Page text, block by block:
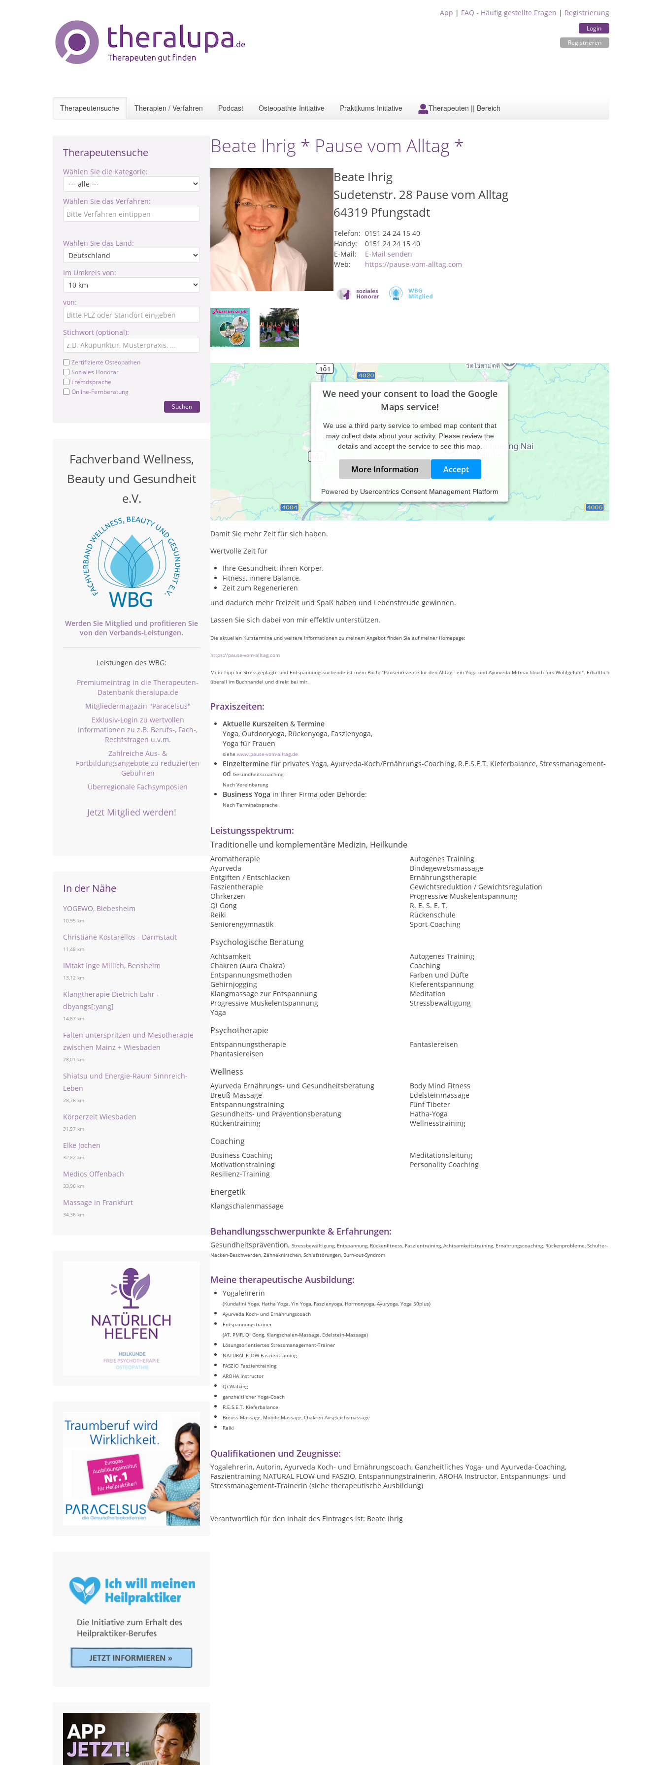
App | FAQ - Häufig gestellte Fragen | Registrierung
Login
Registrieren
Therapeutensuche Therapien / Verfahren Podcast Osteopathie-Initiative Praktikums-Initiative Therapeuten || Bereich
Therapeutensuche
Wählen Sie die Kategorie:
Wählen Sie das Verfahren:
Wählen Sie das Land:
Im Umkreis von:
von:
Stichwort (optional):
Zertifizierte Osteopathen
Soziales Honorar
Fremdsprache
Online-Fernberatung
Suchen
Fachverband Wellness,
Beauty und Gesundheit
e.V.
Werden Sie Mitglied und profitieren Sie
von den Verbands-Leistungen.
Leistungen des WBG:
Premiumeintrag in die Therapeuten-
Datenbank theralupa.de
Mitgliedermagazin "Paracelsus"
Exklusiv-Login zu wertvollen
Informationen zu z.B. Berufs-, Fach-,
Rechtsfragen u.v.m.
Zahlreiche Aus- &
Fortbildungsangebote zu reduzierten
Gebühren
Überregionale Fachsymposien
Jetzt Mitglied werden!
In der Nähe
YOGEWO, Biebesheim
10,95 km
Christiane Kostarellos - Darmstadt
11,48 km
IMtakt Inge Millich, Bensheim
13,12 km
Klangtherapie Dietrich Lahr -
dbyangs[:yang]
14,87 km
Falten unterspritzen und Mesotherapie
zwischen Mainz + Wiesbaden
28,01 km
Shiatsu und Energie-Raum Sinnreich-
Leben
28,78 km
Körperzeit Wiesbaden
31,57 km
Elke Jochen
32,82 km
Medios Offenbach
33,96 km
Massage in Frankfurt
34,36 km
Beate Ihrig * Pause vom Alltag *
Beate Ihrig
Sudetenstr. 28 Pause vom Alltag
64319 Pfungstadt
Telefon: 0151 24 24 15 40
Handy:
0151 24 24 15 40
E-Mail:
E-Mail senden
Web:
https://pause-vom-alltag.com
We need your consent to load the Google
Maps service!
We use a third party service to embed map content that
may collect data about your activity. Please review the
details and accept the service to see this map.
More Information Accept
Powered by Usercentrics Consent Management Platform
Hallo, mein Name ist Beate Ihrig.
Ich binPausenrezepte-Expertin und helfe Ihnen dabei, eine„Pause vom Alltag“zu machen.
Damit Sie mehr Zeit für sich haben.
Wertvolle Zeit für
Ihre Gesundheit, ihren Körper,
Fitness, innere Balance.
Zeit zum Regenerieren
und dadurch mehr Freizeit und Spaß haben und Lebensfreude gewinnen.
Lassen Sie sich dabei von mir effektiv unterstützen.
Die aktuellen Kurstermine und weitere Informationen zu meinem Angebot finden Sie auf meiner Homepage:
https://pause-vom-alltag.com
Mein Tipp für Stressgeplagte und Entspannungssuchende ist mein Buch: "Pausenrezepte für den Alltag - ein Yoga und Ayurveda Mitmachbuch fürs Wohlgefühl". Erhältlich
überall im Buchhandel und direkt bei mir.
Praxiszeiten:
Aktuelle Kurszeiten & Termine
Yoga, Outdooryoga, Rückenyoga, Faszienyoga,
Yoga für Frauen
siehe www.pause-vom-alltag.de
Einzeltermine für privates Yoga, Ayurveda-Koch/Ernährungs-Coaching, R.E.S.E.T. Kieferbalance, Stressmanagement-
od Gesundheitscoaching:
Nach Vereinbarung
Business Yoga in Ihrer Firma oder Behörde:
Nach Terminabsprache
Leistungsspektrum:
Traditionelle und komplementäre Medizin, Heilkunde
Aromatherapie
Autogenes Training
Ayurveda
Bindegewebsmassage
Entgiften / Entschlacken
Ernährungstherapie
Faszientherapie
Gewichtsreduktion / Gewichtsregulation
Ohrkerzen
Progressive Muskelentspannung
Qi Gong
R. E. S. E. T.
Reiki
Rückenschule
Seniorengymnastik
Sport-Coaching
Psychologische Beratung
Achtsamkeit
Autogenes Training
Chakren (Aura Chakra)
Coaching
Entspannungsmethoden
Farben und Düfte
Gehirnjogging
Kieferentspannung
Klangmassage zur Entspannung
Meditation
Progressive Muskelentspannung
Stressbewältigung
Yoga
Psychotherapie
Entspannungstherapie
Fantasiereisen
Phantasiereisen
Wellness
Ayurveda Ernährungs- und Gesundheitsberatung
Body Mind Fitness
Breuß-Massage
Edelsteinmassage
Entspannungstraining
Fünf Tibeter
Gesundheits- und Präventionsberatung
Hatha-Yoga
Rückentraining
Wellnesstraining
Coaching
Business Coaching
Meditationsleitung
Motivationstraining
Personality Coaching
Resilienz-Training
Energetik
Klangschalenmassage
Behandlungsschwerpunkte & Erfahrungen:
Gesundheitsprävention, Stressbewältigung, Entspannung, Rückenfitness, Faszientraining, Achtsamkeitstraining, Ernährungscoaching, Rückenprobleme, Schulter-
Nacken-Beschwerden, Zähneknirschen, Schlafstörungen, Burn-out-Syndrom
Meine therapeutische Ausbildung:
Yogalehrerin
(Kundalini Yoga, Hatha Yoga, Yin Yoga, Faszienyoga, Hormonyoga, Ayuryoga, Yoga 50plus)
Ayurveda Koch- und Ernährungscoach
Entspannungstrainer
(AT, PMR, Qi Gong, Klangschalen-Massage, Edelstein-Massage)
Lösungsorientiertes Stressmanagement-Trainer
NATURAL FLOW Faszientraining
FASZIO Faszientraining
AROHA Instructor
Qi-Walking
ganzheitlicher Yoga-Coach
R.E.S.E.T. Kieferbalance
Breuss-Massage, Mobile Massage, Chakren-Ausgleichsmassage
Reiki
Qualifikationen und Zeugnisse:
Yogalehrerin, Autorin, Ayurveda Koch- und Ernährungscoach, Ganzheitliches Yoga- und Ayurveda-Coaching,
Faszientraining NATURAL FLOW und FASZIO, Entspannungstrainerin, AROHA Instructor, Entspannungs- und
Stressmanagement-Trainerin (siehe therapeutische Ausbildung)
Verantwortlich für den Inhalt des Eintrages ist: Beate Ihrig